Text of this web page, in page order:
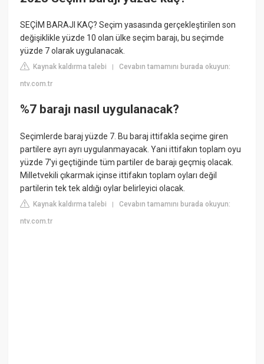
SEÇİM BARAJI KAÇ? Seçim yasasında gerçekleştirilen son
değişiklikle yüzde 10 olan ülke seçim barajı, bu seçimde
yüzde 7 olarak uygulanacak.
Kaynak kaldırma talebi |Cevabın tamamını burada okuyun:
ntv.com.tr
%7 barajı nasıl uygulanacak?
Seçimlerde baraj yüzde 7. Bu baraj ittifakla seçime giren
partilere ayrı ayrı uygulanmayacak. Yani ittifakın toplam oyu
yüzde 7'yi geçtiğinde tüm partiler de barajı geçmiş olacak.
Milletvekili çıkarmak içinse ittifakın toplam oyları değil
partilerin tek tek aldığı oylar belirleyici olacak.
Kaynak kaldırma talebi |Cevabın tamamını burada okuyun:
ntv.com.tr